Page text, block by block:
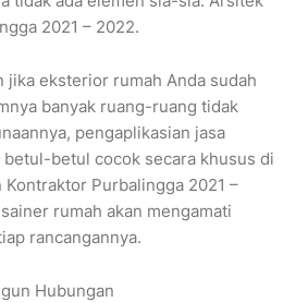
2021 – 2022.
jika eksterior rumah Anda sudah
banyak ruang-ruang tidak
pengaplikasian jasa
betul cocok secara khusus di
Purbalingga 2021 –
rumah akan mengamati
rancangannya.
Hubungan